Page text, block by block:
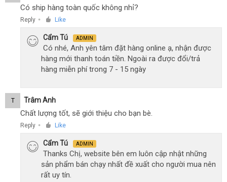
Có ship hàng toàn quốc không nhỉ?
Reply ● Like
Cẩm Tú ADMIN
Có nhé, Anh yên tâm đặt hàng online ạ, nhận được
hàng mới thanh toán tiền. Ngoài ra được đổi/trả
hàng miễn phí trong 7 - 15 ngày
T Trâm Anh
Chất lượng tốt, sẽ giới thiệu cho bạn bè.
Reply ● Like
Cẩm Tú ADMIN
Thanks Chị, website bên em luôn cập nhật những
sản phẩm bán chạy nhất đề xuất cho người mua nên
rất uy tín.